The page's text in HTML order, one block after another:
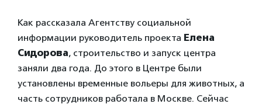
Как рассказала Агентству социальной
информации руководитель проекта Елена
Сидорова, строительство и запуск центра
заняли два года. До этого в Центре были
установлены временные вольеры для животных, а
часть сотрудников работала в Москве. Сейчас